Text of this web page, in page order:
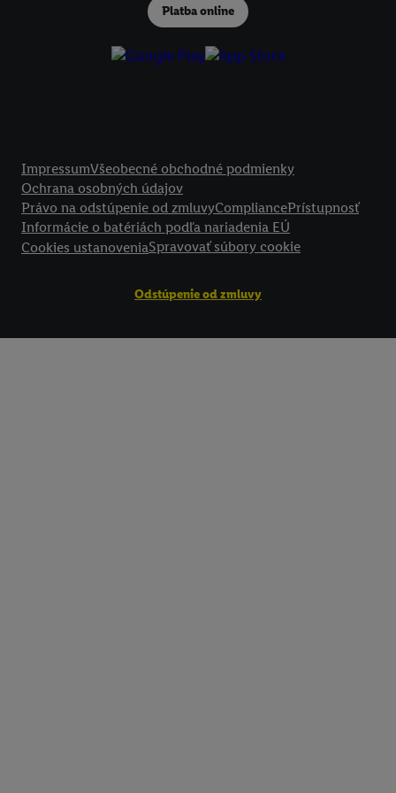
Platba online
ImpressumVšeobecné obchodné podmienky
Ochrana osobných údajov
Právo na odstúpenie od zmluvyCompliancePrístupnosť
Informácie o batériách podľa nariadenia EÚ
Cookies ustanoveniaSpravovať súbory cookie
Odstúpenie od zmluvy
podmienkach spracúvania osobných údajov.
Odmietnuť" môžete povoliť iba používanie
technológií. Kliknutím na "Súhlasím" vyjadríte súhlas so spracúvaním